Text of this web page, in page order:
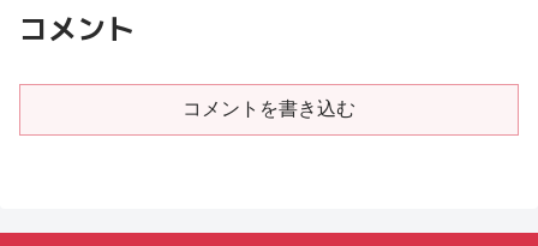
コメント
コメントを書き込む